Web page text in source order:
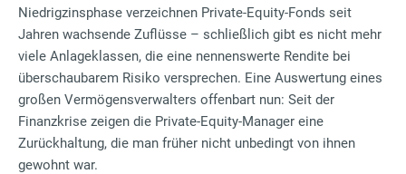
Niedrigzinsphase verzeichnen Private-Equity-Fonds seit
Jahren wachsende Zuflüsse – schließlich gibt es nicht mehr
viele Anlageklassen, die eine nennenswerte Rendite bei
überschaubarem Risiko versprechen. Eine Auswertung eines
großen Vermögensverwalters offenbart nun: Seit der
Finanzkrise zeigen die Private-Equity-Manager eine
Zurückhaltung, die man früher nicht unbedingt von ihnen
gewohnt war.